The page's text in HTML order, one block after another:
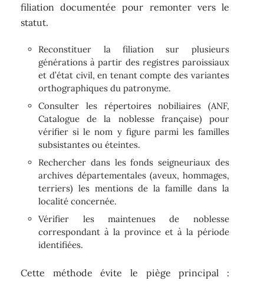
filiation documentée pour remonter vers le
statut.
Reconstituer la filiation sur plusieurs
générations à partir des registres paroissiaux
et d’état civil, en tenant compte des variantes
orthographiques du patronyme.
Consulter les répertoires nobiliaires (ANF,
Catalogue de la noblesse française) pour
vérifier si le nom y figure parmi les familles
subsistantes ou éteintes.
Rechercher dans les fonds seigneuriaux des
archives départementales (aveux, hommages,
terriers) les mentions de la famille dans la
localité concernée.
Vérifier les maintenues de noblesse
correspondant à la province et à la période
identifiées.
Cette méthode évite le piège principal :